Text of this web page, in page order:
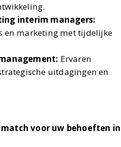
interim managers:
en marketing met tijdelijke
Ervaren
uitdagingen en
voor uw behoeften in